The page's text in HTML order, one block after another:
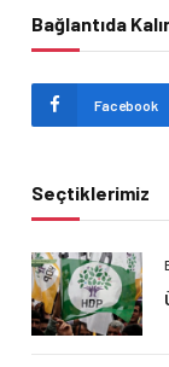
Bağlantıda
Facebook
Seçtiklerimiz